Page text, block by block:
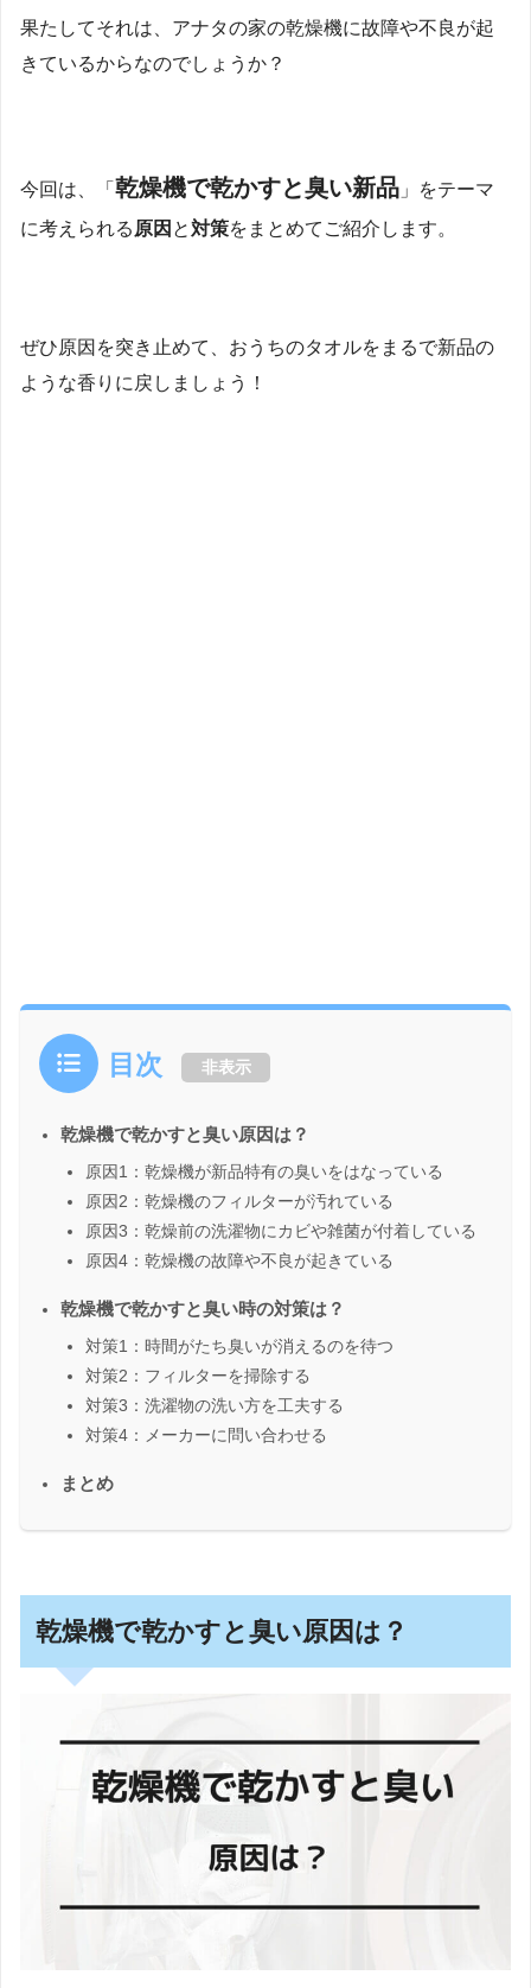
果たしてそれは、アナタの家の乾燥機に故障や不良が起
きているからなのでしょうか？
今回は、「 乾燥機で乾かすと臭い新品 」をテーマ
に考えられる 原因 と対策をまとめてご紹介します。
ぜひ原因を突き止めて、おうちのタオルをまるで新品の
ような香りに戻しましょう！
目次 非表示
乾燥機で乾かすと臭い原因は？
原因1：乾燥機が新品特有の臭いをはなっている
原因2：乾燥機のフィルターが汚れている
原因3：乾燥前の洗濯物にカビや雑菌が付着している
原因4：乾燥機の故障や不良が起きている
乾燥機で乾かすと臭い時の対策は？
対策1：時間がたち臭いが消えるのを待つ
対策2：フィルターを掃除する
対策3：洗濯物の洗い方を工夫する
対策4：メーカーに問い合わせる
まとめ
乾燥機で乾かすと臭い原因は？